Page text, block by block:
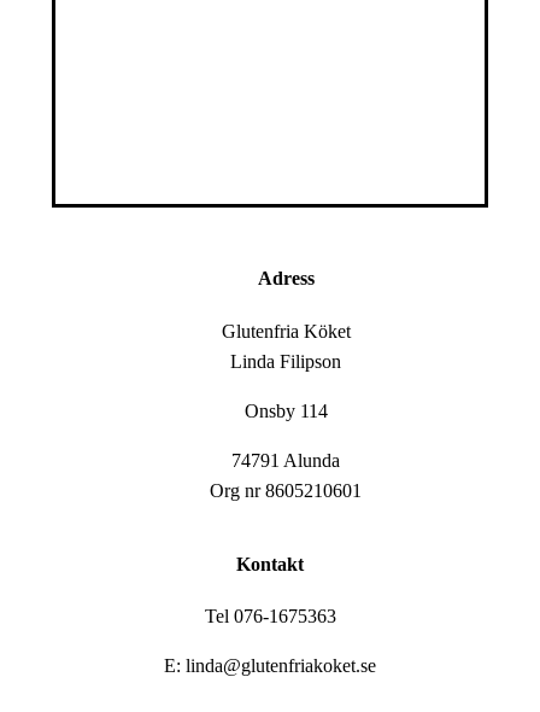
Adress
Glutenfria Köket
Linda Filipson
Onsby 114
74791 Alunda
Org nr 8605210601
Kontakt
Tel 076-1675363
E: linda@glutenfriakoket.se